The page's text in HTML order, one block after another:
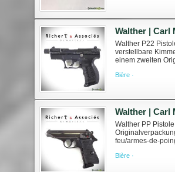
Walther | Carl
Walther P22
verstellbare
einem zweiten
Bière ·
Walther | Carl
Walther PP
feu/armes-de-
Bière ·